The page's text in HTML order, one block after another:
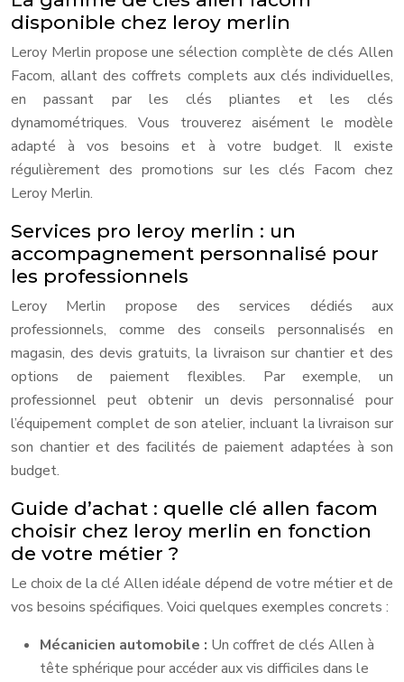
disponible chez leroy merlin
Leroy Merlin propose une sélection complète de clés Allen
Facom, allant des coffrets complets aux clés individuelles,
en passant par les clés pliantes et les clés
dynamométriques. Vous trouverez aisément le modèle
adapté à vos besoins et à votre budget. Il existe
régulièrement des promotions sur les clés Facom chez
Leroy Merlin.
Services pro leroy merlin : un
accompagnement personnalisé pour
les professionnels
Leroy Merlin propose des services dédiés aux
professionnels, comme des conseils personnalisés en
magasin, des devis gratuits, la livraison sur chantier et des
options de paiement flexibles. Par exemple, un
professionnel peut obtenir un devis personnalisé pour
l’équipement complet de son atelier, incluant la livraison sur
son chantier et des facilités de paiement adaptées à son
budget.
Guide d’achat : quelle clé allen facom
choisir chez leroy merlin en fonction
de votre métier ?
Le choix de la clé Allen idéale dépend de votre métier et de
vos besoins spécifiques. Voici quelques exemples concrets :
Mécanicien automobile : Un coffret de clés Allen à
tête sphérique pour accéder aux vis difficiles dans le